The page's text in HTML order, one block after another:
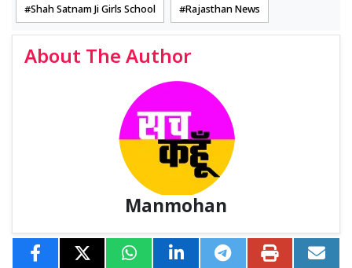
Shah Satnam Ji Girls School Rajasthan News
About The Author
Manmohan